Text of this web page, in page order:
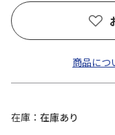
商品につ
在庫 在庫あり